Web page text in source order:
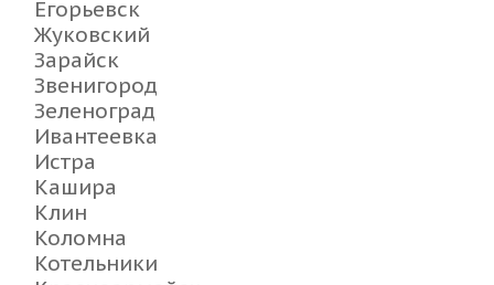
Егорьевск
Жуковский
Зарайск
Звенигород
Зеленоград
Ивантеевка
Истра
Кашира
Клин
Коломна
Котельники